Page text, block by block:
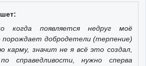
когда появляется недруг моё
порождает добродетели (терпение)
карму, значит не я всё это создал,
справедливости, нужно сперва